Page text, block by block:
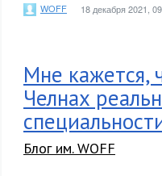
WOFF 18 декабря 2021,
Мне кажется,
Челнах
Блог им. WOFF